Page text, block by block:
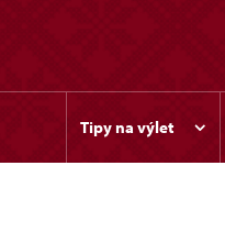
Tipy na výlet